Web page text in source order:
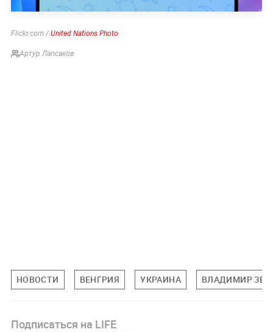
Flickr.com /United Nations Photo
Артур Лапсаков
НОВОСТИ ВЕНГРИЯ УКРАИНА ВЛАДИМИР
Подписаться на LIFE